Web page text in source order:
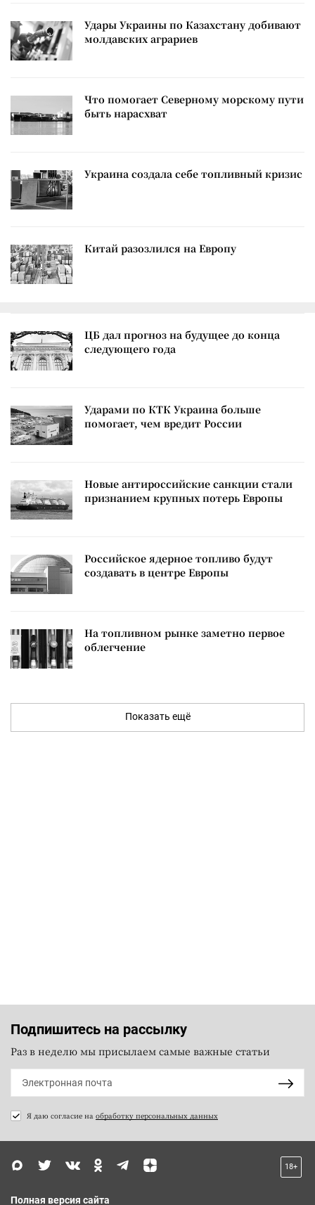
Удары Украины по Казахстану добивают
молдавских аграриев
Что помогает Северному морскому пути
быть нарасхват
Украина создала себе топливный кризис
Китай разозлился на Европу
ЦБ дал прогноз на будущее до конца
следующего года
Ударами по КТК Украина больше
помогает, чем вредит России
Новые антироссийские санкции стали
признанием крупных потерь Европы
Российское ядерное топливо будут
создавать в центре Европы
На топливном рынке заметно первое
облегчение
Показать ещё
Подпишитесь на рассылку
Раз в неделю мы присылаем самые важные статьи
Я даю согласие на обработку персональных данных
18+
Полная версия сайта